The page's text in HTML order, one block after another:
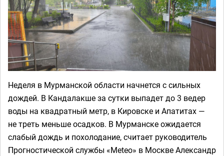
Неделя в Мурманской области начнется с сильных
дождей. В Кандалакше за сутки выпадет до 3 ведер
воды на квадратный метр, в Кировске и Апатитах —
не треть меньше осадков. В Мурманске ожидается
слабый дождь и похолодание, считает руководитель
Прогностической службы «Мeteo» в Москве Александр